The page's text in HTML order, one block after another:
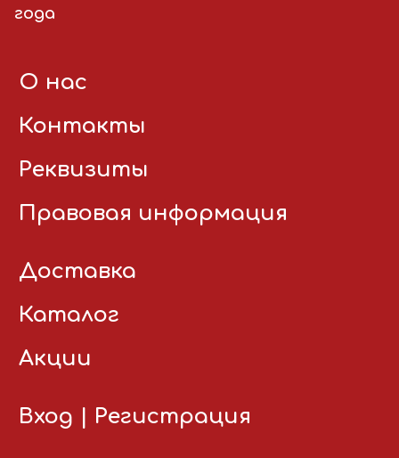
года
О нас
Контакты
Реквизиты
Правовая информация
Доставка
Каталог
Акции
Вход Регистрация